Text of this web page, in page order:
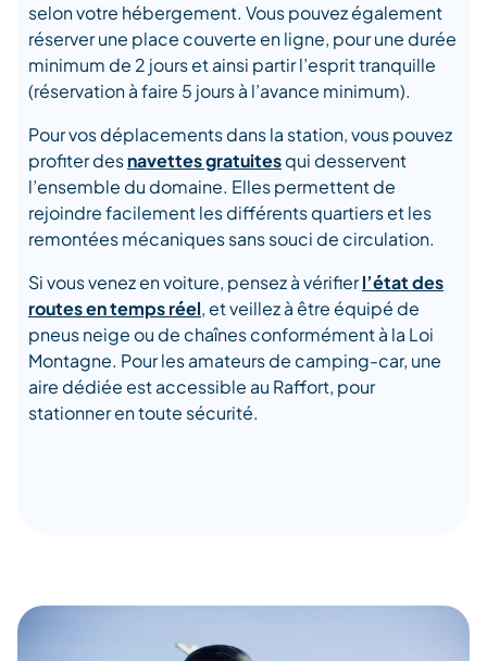
selon votre hébergement. Vous pouvez également
réserver une place couverte en ligne, pour une durée
minimum de 2 jours et ainsi partir l’esprit tranquille
(réservation à faire 5 jours à l’avance minimum).
Pour vos déplacements dans la station, vous pouvez
profiter desnavettes gratuitesqui desservent
l’ensemble du domaine. Elles permettent de
rejoindre facilement les différents quartiers et les
remontées mécaniques sans souci de circulation.
Si vous venez en voiture, pensez à vérifierl’état des
routes en temps réel, et veillez à être équipé de
pneus neige ou de chaînes conformément à la Loi
Montagne. Pour les amateurs de camping-car, une
aire dédiée est accessible au Raffort, pour
stationner en toute sécurité.